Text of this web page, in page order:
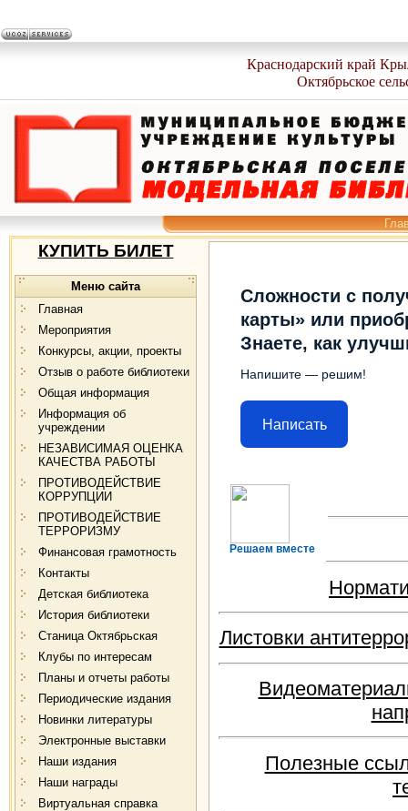
Краснодарский край
Октябрьское
КУПИТЬ БИЛЕТ
Меню сайта
Главная
Мероприятия
Конкурсы, акции, проекты
Отзыв о работе библиотеки
Общая информация
Информация об
учреждении
НЕЗАВИСИМАЯ ОЦЕНКА
КАЧЕСТВА РАБОТЫ
ПРОТИВОДЕЙСТВИЕ
КОРРУПЦИИ
ПРОТИВОДЕЙСТВИЕ
ТЕРРОРИЗМУ
Финансовая грамотность
Контакты
Детская библиотека
История библиотеки
Станица Октябрьская
Клубы по интересам
Планы и отчеты работы
Периодические издания
Новинки литературы
Электронные выставки
Наши издания
Наши награды
Виртуальная справка
Решаем вместе
Сложности с
карты» или
Знаете, как
Напишите — решим!
Написать
Листовки
Полезные